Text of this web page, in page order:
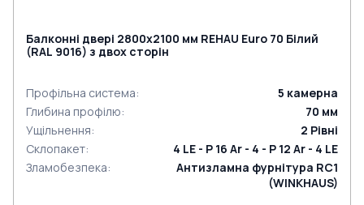
Балконні двері 2800x2100 мм REHAU Euro 70 Білий
(RAL 9016) з двох сторін
Профільна система: 5 камерна
Глибина профілю: 70 мм
Ущільнення: 2 Рівні
Склопакет:
4 LE - P 16 Ar - 4 - P 12 Ar - 4 LE
Зламобезпека:
Антизламна фурнітура RC1
(WINKHAUS)